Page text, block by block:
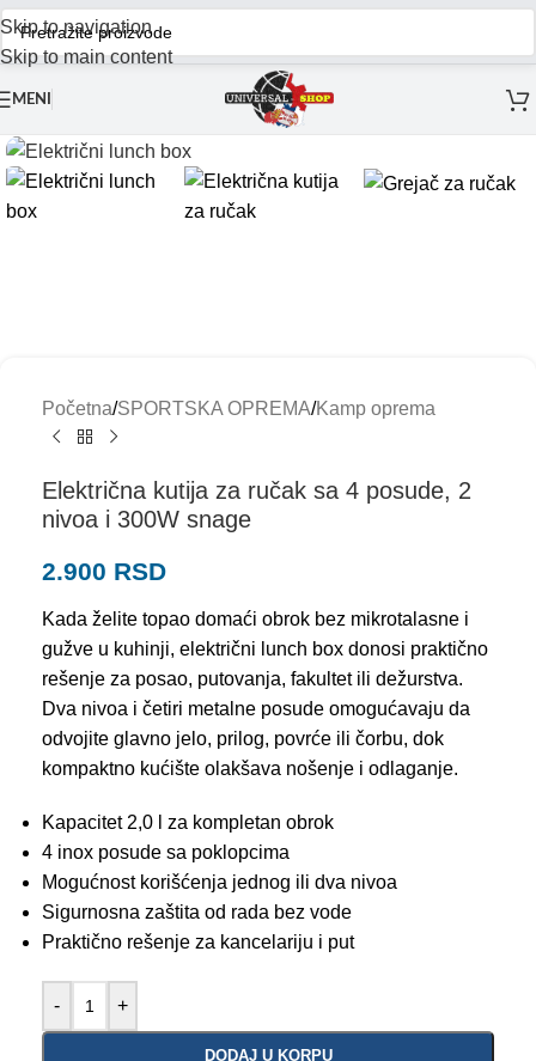
Skip to navigation
Skip to main content
MENI
Početna/SPORTSKA OPREMA/Kamp oprema
Električna kutija za ručak sa 4 posude, 2
nivoa i 300W snage
2.900 RSD
Kada želite topao domaći obrok bez mikrotalasne i
gužve u kuhinji, električni lunch box donosi praktično
rešenje za posao, putovanja, fakultet ili dežurstva.
Dva nivoa i četiri metalne posude omogućavaju da
odvojite glavno jelo, prilog, povrće ili čorbu, dok
kompaktno kućište olakšava nošenje i odlaganje.
Kapacitet 2,0 l za kompletan obrok
4 inox posude sa poklopcima
Mogućnost korišćenja jednog ili dva nivoa
Sigurnosna zaštita od rada bez vode
Praktično rešenje za kancelariju i put
- +
DODAJ U KORPU